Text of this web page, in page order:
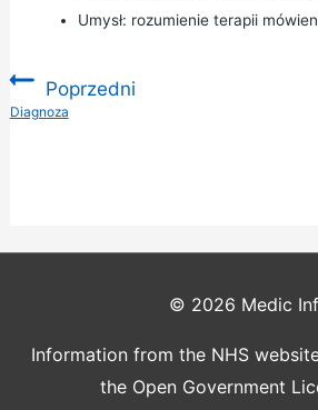
Umysł: rozumienie terapii
Poprzedni
:Diagnoza
© 2026 Medic
Information from the NHS
the Open Government